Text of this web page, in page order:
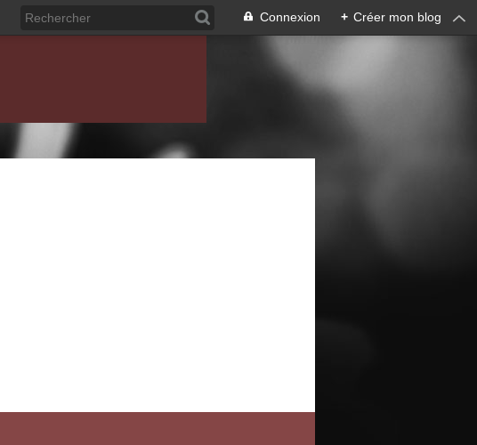
Connexion + Créer mon blog